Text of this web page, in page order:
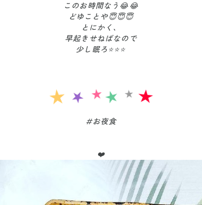
このお時間なう😂😂
どゆことや😇😇😇
とにかく、
早起きせねばなので
少し眠ろ⭐️⭐️⭐️
#お夜食
❤️